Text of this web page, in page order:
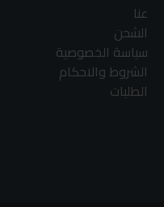
عنا
الشحن
سياسة الخصوصية
الشروط والاحكام
الطلبات